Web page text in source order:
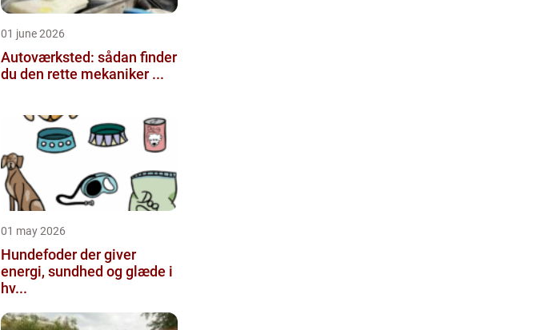
01 june 2026
Autoværksted: sådan finder
du den rette mekaniker ...
01 may 2026
Hundefoder der giver
energi, sundhed og glæde i
hv...